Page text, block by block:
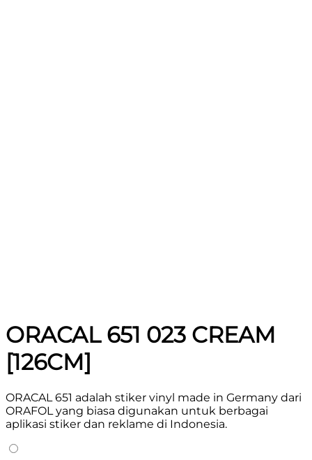
ORACAL 651 023 CREAM
[126CM]
ORACAL 651 adalah stiker vinyl made in Germany dari
ORAFOL yang biasa digunakan untuk berbagai
aplikasi stiker dan reklame di Indonesia.